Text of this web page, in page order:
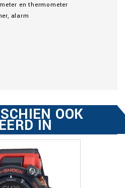
en thermometer
alarm
OOK
IN